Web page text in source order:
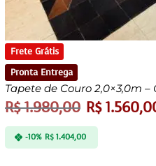
Frete Grátis
Pronta Entrega
Tapete de Couro 2,0×3,0m –
R$1.980,00 R$
-10% R$1.404,00